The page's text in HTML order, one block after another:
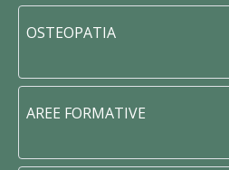
OSTEOPATIA
AREE FORMATIVE